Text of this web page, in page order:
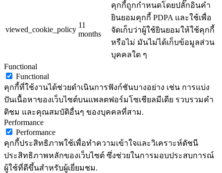
viewed_cookie_policy
11
months
คุกกี้ถูกกำหนดโดยปลั๊กอินคำ
ยินยอมคุกกี้ PDPA และใช้เพื่อ
จัดเก็บว่าผู้ใช้ยินยอมให้ใช้คุกกี้
หรือไม่ มันไม่ได้เก็บข้อมูลส่วน
บุคคลใด ๆ
Functional
Functional
คุกกี้ที่ใช้งานได้ช่วยดำเนินการฟังก์ชันบางอย่าง เช่น การแบ่ง
ปันเนื้อหาของเว็บไซต์บนแพลตฟอร์มโซเชียลมีเดีย รวบรวมคำ
ติชม และคุณสมบัติอื่นๆ ของบุคคลที่สาม.
Performance
Performance
คุกกี้ประสิทธิภาพใช้เพื่อทำความเข้าใจและวิเคราะห์ดัชนี
ประสิทธิภาพหลักของเว็บไซต์ ซึ่งช่วยในการมอบประสบการณ์
ผู้ใช้ที่ดีขึ้นสำหรับผู้เยี่ยมชม.